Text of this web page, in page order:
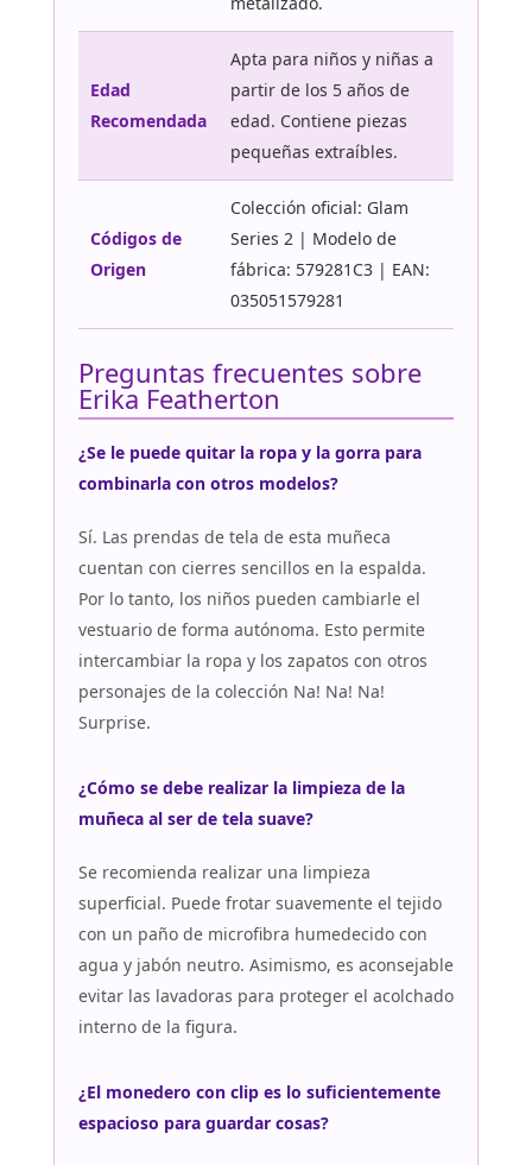
Edad
Recomendada
Apta para niños y niñas a
partir de los 5 años de
edad. Contiene piezas
pequeñas extraíbles.
Códigos de
Origen
Colección oficial: Glam
Series 2 | Modelo de
fábrica: 579281C3 | EAN:
035051579281
Preguntas frecuentes sobre
Erika Featherton
¿Se le puede quitar la ropa y la gorra para
combinarla con otros modelos?
Sí. Las prendas de tela de esta muñeca
cuentan con cierres sencillos en la espalda.
Por lo tanto, los niños pueden cambiarle el
vestuario de forma autónoma. Esto permite
intercambiar la ropa y los zapatos con otros
personajes de la colección Na! Na! Na!
Surprise.
¿Cómo se debe realizar la limpieza de la
muñeca al ser de tela suave?
Se recomienda realizar una limpieza
superficial. Puede frotar suavemente el tejido
con un paño de microfibra humedecido con
agua y jabón neutro. Asimismo, es aconsejable
evitar las lavadoras para proteger el acolchado
interno de la figura.
¿El monedero con clip es lo suficientemente
espacioso para guardar cosas?